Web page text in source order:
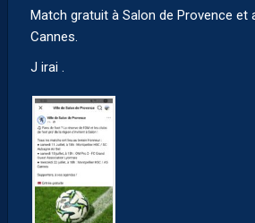
Match gratuit à Salon de Provence et
Cannes.
J irai .